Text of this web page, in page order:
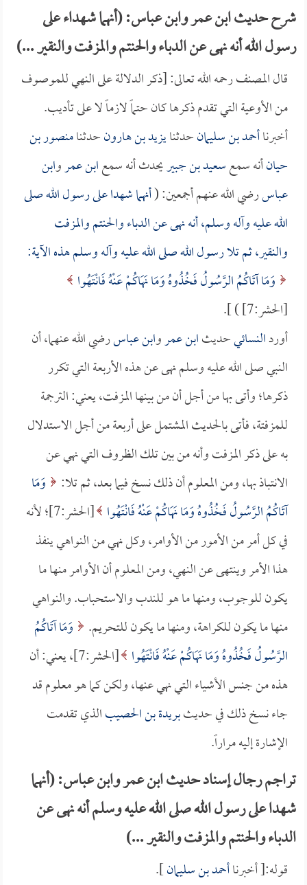
شرح حديث ابن عمر وابن عباس: (أنهما شهداء على
رسول الله أنه نهى عن الدباء والحنتم والمزفت والنقير ...)
قال المصنف رحمه الله تعالى: [ذكر الدلالة على النهي للموصوف
من الأوعية التي تقدم ذكرها كان حتماً لازماً لا على تأديب.
أخبرناأحمد بن سليمانحدثنايزيد بن هارونحدثنامنصور بن
حيانأنه سمعسعيد بن جبيريحدث أنه سمعابن عمروابن
عباسرضي الله عنهم أجمعين: (أنهما شهدا على رسول الله صلى
الله عليه وآله وسلم، أنه نهى عن الدباء والحنتم والمزفت
والنقير، ثم تلا رسول الله صلى الله عليه وآله وسلم هذه الآية:
وَمَا آتَاكُمُ الرَّسُولُ فَخُذُوهُ وَمَا نَهَاكُمْ عَنْهُ فَانْتَهُوا
[الحشر:7] ) ].
أوردالنسائيحديثابن عمروابن عباسرضي الله عنهما، أن
النبي صلى الله عليه وسلم نهى عن هذه الأربعة التي تكرر
ذكرها؛ وأتى بها من أجل أن من بينها المزفت، يعني: الترجمة
للمزفتة، فأتى بالحديث المشتمل على أربعة من أجل الاستدلال
به على ذكر المزفت وأنه من بين تلك الظروف التي نهي عن
الانتباذ بها، ومن المعلوم أن ذلك نسخ فيما بعد، ثم تلا:
وَمَا
آتَاكُمُ الرَّسُولُ فَخُذُوهُ وَمَا نَهَاكُمْ عَنْهُ فَانْتَهُوا
[الحشر:7]؛ لأنه
في كل أمر من الأمور من الأوامر، وكل نهي من النواهي ينفذ
هذا الأمر وينتهى عن النهي، ومن المعلوم أن الأوامر منها ما
يكون للوجوب، ومنها ما هو للندب والاستحباب. والنواهي
منها ما يكون للكراهة، ومنها ما يكون للتحريم.
وَمَا آتَاكُمُ
الرَّسُولُ فَخُذُوهُ وَمَا نَهَاكُمْ عَنْهُ فَانْتَهُوا
[الحشر:7]، يعني: أن
هذه من جنس الأشياء التي نهي عنها، ولكن كما هو معلوم قد
جاء نسخ ذلك في حديثبريدة بن الحصيبالذي تقدمت
الإشارة إليه مراراً.
تراجم رجال إسناد حديث ابن عمر وابن عباس: (أنهما
شهدا على رسول الله صلى الله عليه وسلم أنه نهى عن
الدباء والحنتم والمزفت والنقير ...)
قوله:[ أخبرناأحمد بن سليمان].